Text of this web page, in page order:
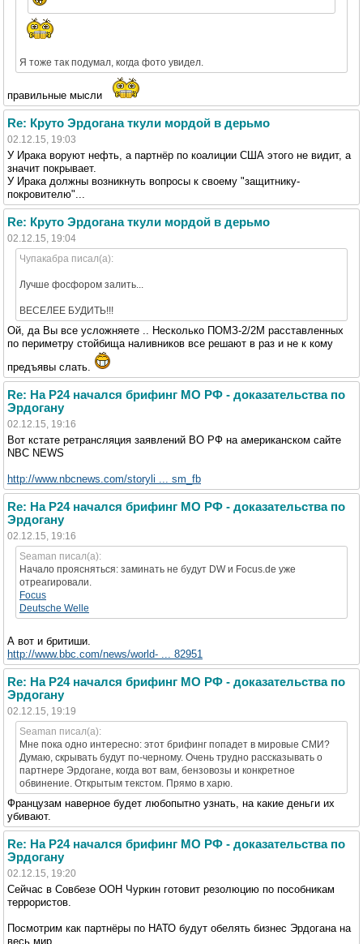
Я тоже так подумал, когда фото увидел.
правильные мысли
Re: Круто Эрдогана ткули мордой в дерьмо
02.12.15, 19:03
У Ирака воруют нефть, а партнёр по коалиции США этого не видит, а
значит покрывает.
У Ирака должны возникнуть вопросы к своему "защитнику-
покровителю"...
Re: Круто Эрдогана ткули мордой в дерьмо
02.12.15, 19:04
Чупакабра писал(а):
Лучше фосфором залить...
ВЕСЕЛЕЕ БУДИТЬ!!!
Ой, да Вы все усложняете .. Несколько ПОМЗ-2/2М расставленных
по периметру стойбища наливников все решают в раз и не к кому
предъявы слать.
Re: На Р24 начался брифинг МО РФ - доказательства по
Эрдогану
02.12.15, 19:16
Вот кстате ретрансляция заявлений ВО РФ на американском сайте
NBC NEWS
http://www.nbcnews.com/storyli ... sm_fb
Re: На Р24 начался брифинг МО РФ - доказательства по
Эрдогану
02.12.15, 19:16
Seaman писал(а):
Начало проясняться: заминать не будут DW и Focus.de уже
отреагировали.
Focus
Deutsche Welle
А вот и бритиши.
http://www.bbc.com/news/world- ... 82951
Re: На Р24 начался брифинг МО РФ - доказательства по
Эрдогану
02.12.15, 19:19
Seaman писал(а):
Мне пока одно интересно: этот брифинг попадет в мировые СМИ?
Думаю, скрывать будут по-черному. Очень трудно рассказывать о
партнере Эрдогане, когда вот вам, бензовозы и конкретное
обвинение. Открытым текстом. Прямо в харю.
Французам наверное будет любопытно узнать, на какие деньги их
убивают.
Re: На Р24 начался брифинг МО РФ - доказательства по
Эрдогану
02.12.15, 19:20
Сейчас в Совбезе ООН Чуркин готовит резолюцию по пособникам
террористов.
Посмотрим как партнёры по НАТО будут обелять бизнес Эрдогана на
весь мир.